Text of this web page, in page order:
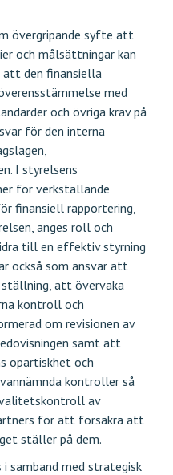
övergripande syfte att
och målsättningar kan
den finansiella
med
och övriga krav på
för den interna
I styrelsens
för verkställande
finansiell rapportering,
anges roll och
till en effektiv styrning
också som ansvar att
att övervaka
kontroll och
om revisionen av
samt att
opartiskhet och
kontroller så
av
för att försäkra att
ställer på dem.
i samband med strategisk